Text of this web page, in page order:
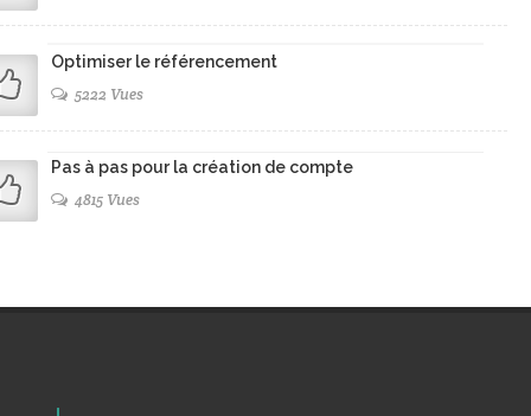
Optimiser le référencement
5222 Vues
Pas à pas pour la création de compte
4815 Vues